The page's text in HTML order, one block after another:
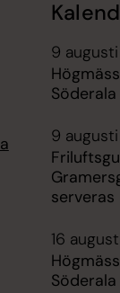
9 augusti
9
serveras
16